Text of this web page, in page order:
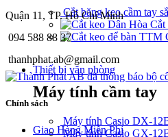
Cắt băng keo cầm tay
Cắt
Thiết bị văn phòng
Máy tính cầm tay
Máy tính Casio DX-
Máy tính Casio GX-
Quận 11, TP. Hồ Chí Minh
094 588 88 37
thanhphat.ab@gmail.com
Chính sách
Giao Hàng Miễn Phí